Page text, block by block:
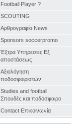
Football Player ?
SCOUTING
Αρθρογραφία News
Sponsors soccerpromo
Έξτρα Υπηρεσίες Εξ
αποστάσεως
Αξιολόγηση
ποδοσφαιριστών
Studies and football
Σπουδές και ποδόσφαιρο
Contact Επικοινωνία